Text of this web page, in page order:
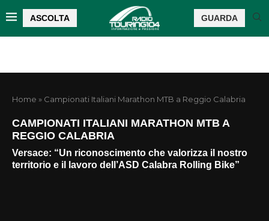
ASCOLTA GUARDA
Home » Campionati Italiani Marathon MTB a Reggio Calabria
CAMPIONATI ITALIANI MARATHON MTB A
REGGIO CALABRIA
Versace: “Un riconoscimento che valorizza il nostro
territorio e il lavoro dell’ASD Calabra Rolling Bike”